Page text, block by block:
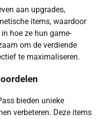
aan upgrades,
items, waardoor
hoe ze hun game-
om de verdiende
te maximaliseren.
bieden unieke
verbeteren. Deze items